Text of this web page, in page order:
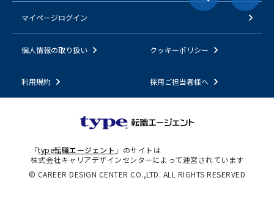
マイページログイン
個人情報の取り扱い クッキーポリシー
利用規約 採用ご担当者様へ
「type転職エージェント 」のサイトは
株式会社キャリアデザインセンターによって運営されています
© CAREER DESIGN CENTER CO.,LTD. ALL RIGHTS RESERVED